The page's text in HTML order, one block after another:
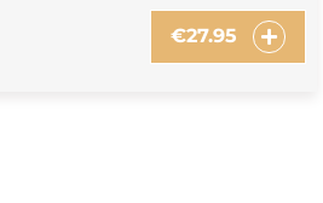
€27.95